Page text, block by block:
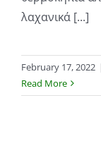
λαχανικά [...]
February 17, 2022
Read More